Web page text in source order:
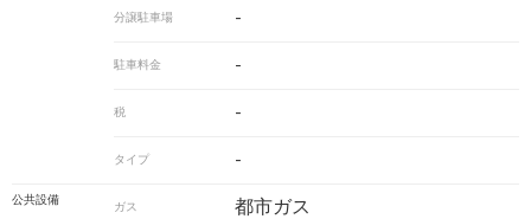
分譲駐車場 -
駐車料金 -
税 -
タイプ -
公共設備
ガス 都市ガス